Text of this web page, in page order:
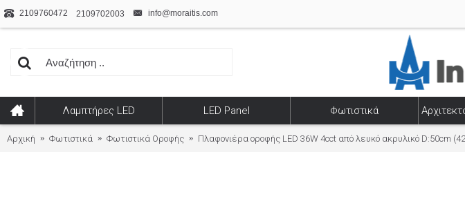
2109760472 2109702003 info@moraitis.com
Λαμπτήρες LED LED Panel Φωτιστικά
Αρχική Φωτιστικά Φωτιστικά Οροφής Πλαφονιέρα οροφής LED 36W 4cct από λευκό ακρυλικό D:50cm